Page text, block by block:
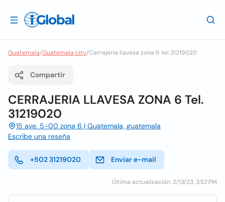
Guatemala/Guatemala city/Cerrajeria llavesa zona 6 tel 31219020
Compartir
CERRAJERIA LLAVESA ZONA 6 Tel.
31219020
15 ave. 5-00 zona 6 | Guatemala, guatemala
Escribe una reseña
+502 31219020 Enviar e-mail
Última actualización: 2/13/23, 3:52 PM